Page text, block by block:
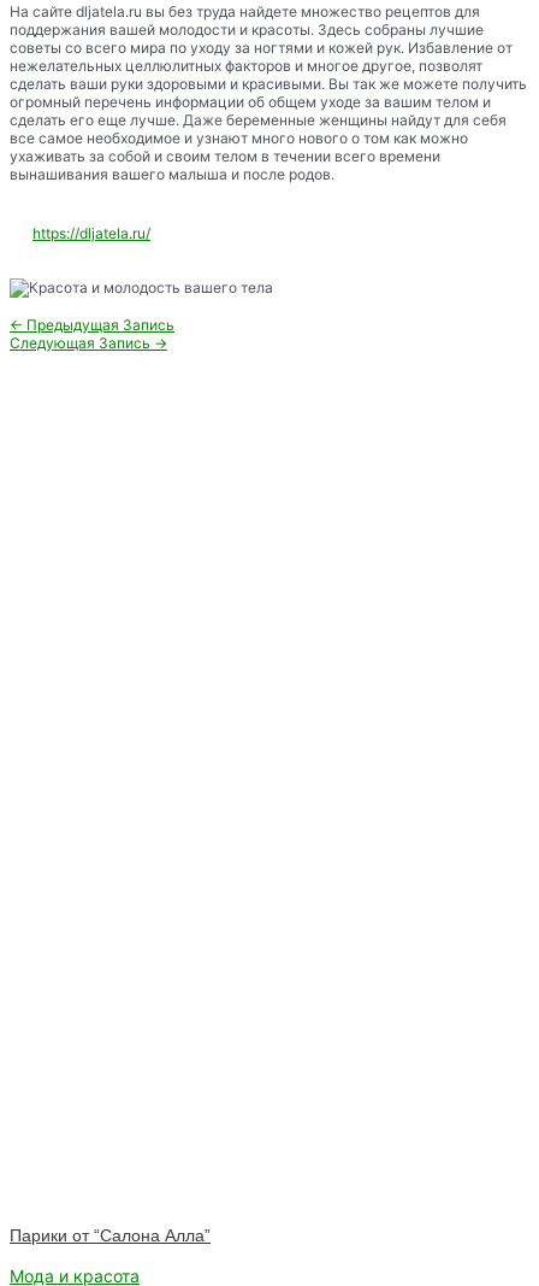
На сайте dljatela.ru вы без труда найдете множество рецептов для
поддержания вашей молодости и красоты. Здесь собраны лучшие
советы со всего мира по уходу за ногтями и кожей рук. Избавление от
нежелательных целлюлитных факторов и многое другое, позволят
сделать ваши руки здоровыми и красивыми. Вы так же можете получить
огромный перечень информации об общем уходе за вашим телом и
сделать его еще лучше. Даже беременные женщины найдут для себя
все самое необходимое и узнают много нового о том как можно
ухаживать за собой и своим телом в течении всего времени
вынашивания вашего малыша и после родов.
https://dljatela.ru/
Навигация
по
← Предыдущая Запись
Следующая Запись →
Парики от “Салона Алла”
Мода и красота